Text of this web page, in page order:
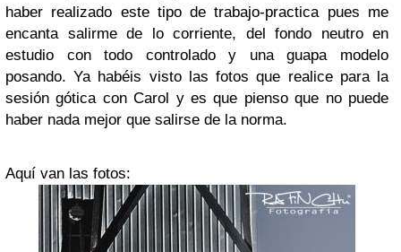
haber realizado este tipo de trabajo-practica pues me
encanta salirme de lo corriente, del fondo neutro en
estudio con todo controlado y una guapa modelo
posando. Ya habéis visto las fotos que realice para la
sesión gótica con Carol y es que pienso que no puede
haber nada mejor que salirse de la norma.
Aquí van las fotos: